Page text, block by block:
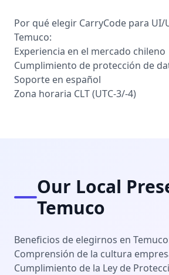
Por qué elegir CarryCode para UI/
Temuco:
Experiencia en el mercado chileno
Cumplimiento de protección de
Soporte en español
Zona horaria CLT (UTC-3/-4)
Our Local
Temuco
Beneficios de elegirnos en
Comprensión de la cultura
Cumplimiento de la Ley de